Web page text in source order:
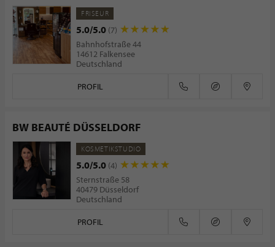
FRISEUR
5.0/5.0 (7)
Bahnhofstraße 44
14612 Falkensee
Deutschland
PROFIL
BW BEAUTÉ DÜSSELDORF
KOSMETIKSTUDIO
5.0/5.0 (4)
Sternstraße 58
40479 Düsseldorf
Deutschland
PROFIL